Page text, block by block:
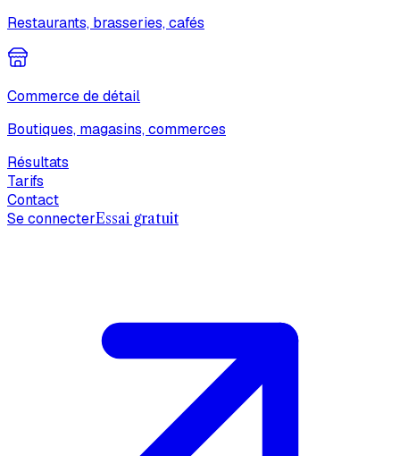
Restaurants, brasseries, cafés
Commerce de détail
Boutiques, magasins, commerces
Résultats
Tarifs
Contact
Se connecterEssai gratuit